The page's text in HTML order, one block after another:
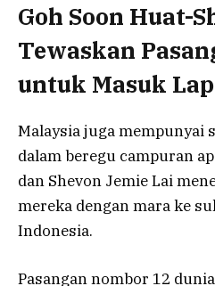
Goh Soon Huat-
Tewaskan
untuk Masuk
Malaysia juga mempunyai
dalam beregu campuran
dan Shevon Jemie Lai
mereka dengan mara ke
Indonesia.
Pasangan nombor 12